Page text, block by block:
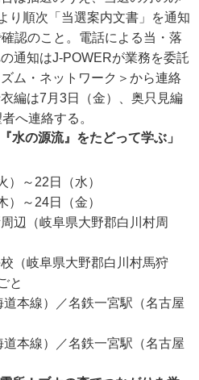
り順次「当選案内文書」を通知
認のこと。電話による当・落
通知はJ-POWERが業務を委託
ム・ネットワーク＞から連絡
編は7月3日（金）、奥只見編
へ連絡する。
水の源流』をたどって学ぶ」
）～22日（水）
）～24日（金）
辺（岐阜県大野郡白川村周
（岐阜県大野郡白川村馬狩
と
本線）／名鉄一宮駅（名古屋
本線）／名鉄一宮駅（名古屋